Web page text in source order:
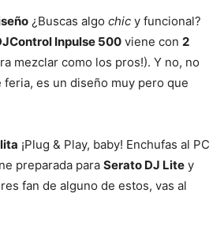
¿Buscas algo chic y funcional?
Inpulse 500 viene con 2
mezclar como los pros!). Y no, no
es un diseño muy pero que
¡Plug & Play, baby! Enchufas al PC
preparada para Serato DJ Lite y
fan de alguno de estos, vas al